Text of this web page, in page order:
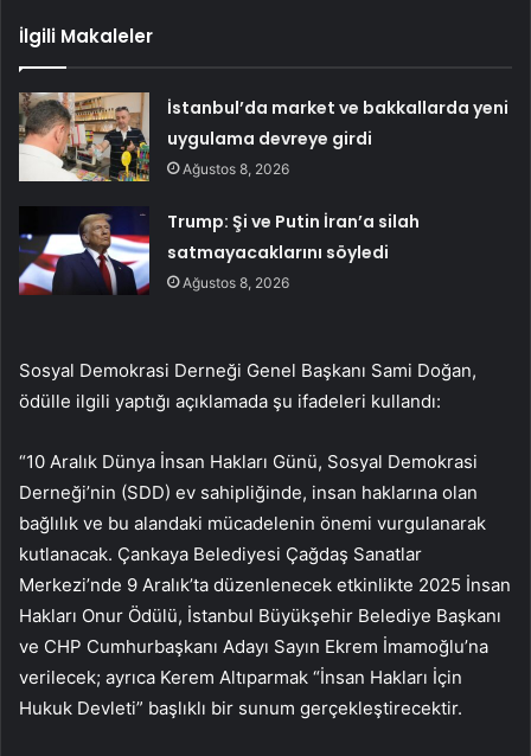
İlgili Makaleler
İstanbul’da market ve bakkallarda yeni
uygulama devreye girdi
Ağustos 8, 2026
Trump: Şi ve Putin İran’a silah
satmayacaklarını söyledi
Ağustos 8, 2026
Sosyal Demokrasi Derneği Genel Başkanı Sami Doğan,
ödülle ilgili yaptığı açıklamada şu ifadeleri kullandı:
“10 Aralık Dünya İnsan Hakları Günü, Sosyal Demokrasi
Derneği’nin (SDD) ev sahipliğinde, insan haklarına olan
bağlılık ve bu alandaki mücadelenin önemi vurgulanarak
kutlanacak. Çankaya Belediyesi Çağdaş Sanatlar
Merkezi’nde 9 Aralık’ta düzenlenecek etkinlikte 2025 İnsan
Hakları Onur Ödülü, İstanbul Büyükşehir Belediye Başkanı
ve CHP Cumhurbaşkanı Adayı Sayın Ekrem İmamoğlu’na
verilecek; ayrıca Kerem Altıparmak “İnsan Hakları İçin
Hukuk Devleti” başlıklı bir sunum gerçekleştirecektir.